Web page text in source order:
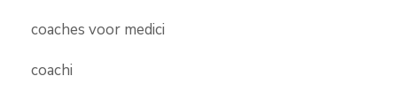
coaches voor medici
coachi